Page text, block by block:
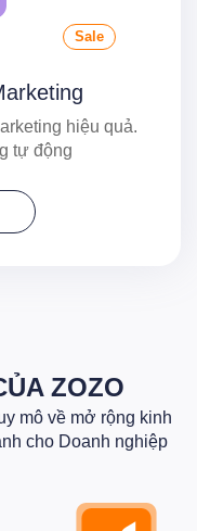
Sale
hiệu quả.
tự động
ZOZO
mô về mở rộng kinh
cho Doanh nghiệp